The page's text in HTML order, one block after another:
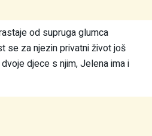
od supruga glumca
se za njezin privatni život još
djece s njim, Jelena ima i